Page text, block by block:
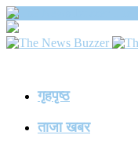
गृहपृष्ठ
ताजा खबर